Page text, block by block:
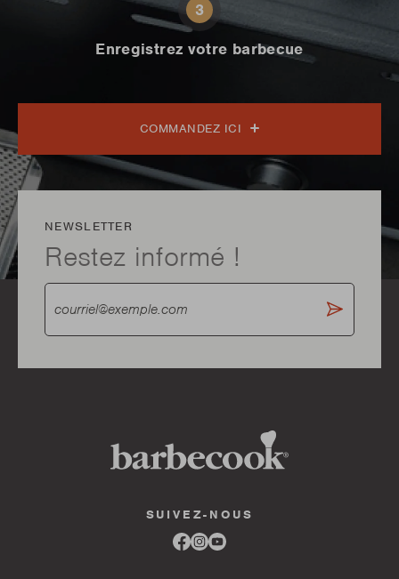
3
Enregistrez votre barbecue
COMMANDEZ ICI
NEWSLETTER
Restez informé !
SUIVEZ-NOUS
Link
to
Link
to
Link